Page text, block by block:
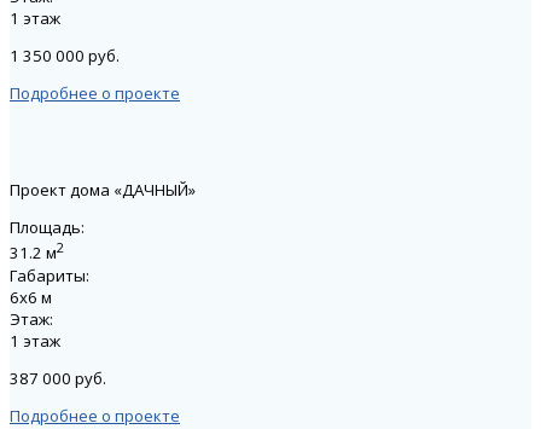
1 этаж
1 350 000 руб.
Подробнее о проекте
Проект дома «ДАЧНЫЙ»
Площадь:
31.2 м2
Габариты:
6х6 м
Этаж:
1 этаж
387 000 руб.
Подробнее о проекте